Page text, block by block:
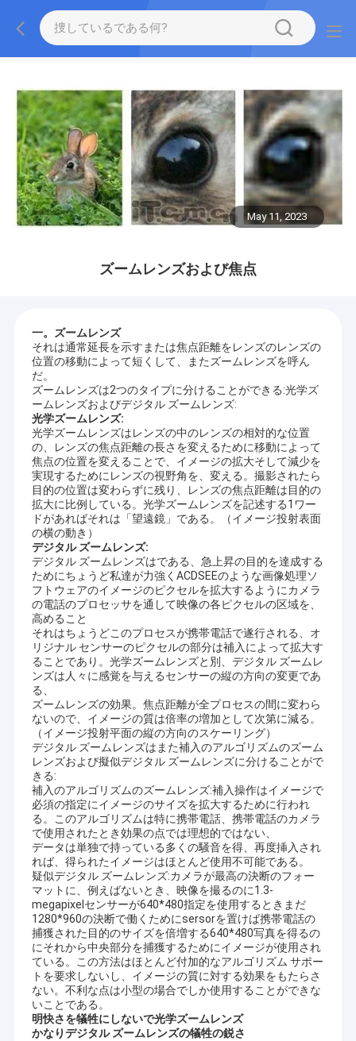
May 11, 2023
ズームレンズおよび焦点
一。ズームレンズ
それは通常延長を示すまたは焦点距離をレンズのレンズの
位置の移動によって短くして、またズームレンズを呼ん
だ。
ズームレンズは2つのタイプに分けることができる:光学ズ
ームレンズおよびデジタル ズームレンズ:
光学ズームレンズ:
光学ズームレンズはレンズの中のレンズの相対的な位置
の、レンズの焦点距離の長さを変えるために移動によって
焦点の位置を変えることで、イメージの拡大そして減少を
実現するためにレンズの視野角を、変える。撮影されたら
目的の位置は変わらずに残り、レンズの焦点距離は目的の
拡大に比例している。光学ズームレンズを記述する1ワー
ドがあればそれは「望遠鏡」である。（イメージ投射表面
の横の動き）
デジタル ズームレンズ:
デジタル ズームレンズはである、急上昇の目的を達成する
ためにちょうど私達が力強くACDSEEのような画像処理ソ
フトウェアのイメージのピクセルを拡大するようにカメラ
の電話のプロセッサを通して映像の各ピクセルの区域を、
高めること
それはちょうどこのプロセスが携帯電話で遂行される、オ
リジナル センサーのピクセルの部分は補入によって拡大す
ることであり。光学ズームレンズと別、デジタル ズームレ
ンズは人々に感覚を与えるセンサーの縦の方向の変更であ
る、
ズームレンズの効果。焦点距離が全プロセスの間に変わら
ないので、イメージの質は倍率の増加として次第に減る。
（イメージ投射平面の縦の方向のスケーリング）
デジタル ズームレンズはまた補入のアルゴリズムのズーム
レンズおよび擬似デジタル ズームレンズに分けることがで
きる:
補入のアルゴリズムのズームレンズ:補入操作はイメージで
必須の指定にイメージのサイズを拡大するために行われ
る。このアルゴリズムは特に携帯電話、携帯電話のカメラ
で使用されたとき効果の点では理想的ではない、
データは単独で持っている多くの騒音を得、再度挿入され
れば、得られたイメージはほとんど使用不可能である。
疑似デジタル ズームレンズ:カメラが最高の決断のフォー
マットに、例えばないとき、映像を撮るのに1.3-
megapixelセンサーが640*480指定を使用するときまだ
1280*960の決断で働くためにsersorを置けば携帯電話の
捕獲された目的のサイズを倍増する640*480写真を得るの
にそれから中央部分を捕獲するためにイメージが使用され
ている。この方法はほとんど付加的なアルゴリズム サポー
トを要求しないし、イメージの質に対する効果をもたらさ
ない。不利な点は小型の場合でしか使用することができな
いことである。
明快さを犠牲にしないで光学ズームレンズ
かなりデジタル ズームレンズの犠牲の鋭さ